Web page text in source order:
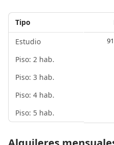
Tipo
Estudio
Piso: 2 hab.
Piso: 3 hab.
Piso: 4 hab.
Piso: 5 hab.